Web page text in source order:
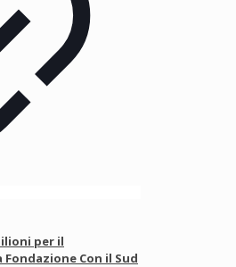
per il
Con il Sud